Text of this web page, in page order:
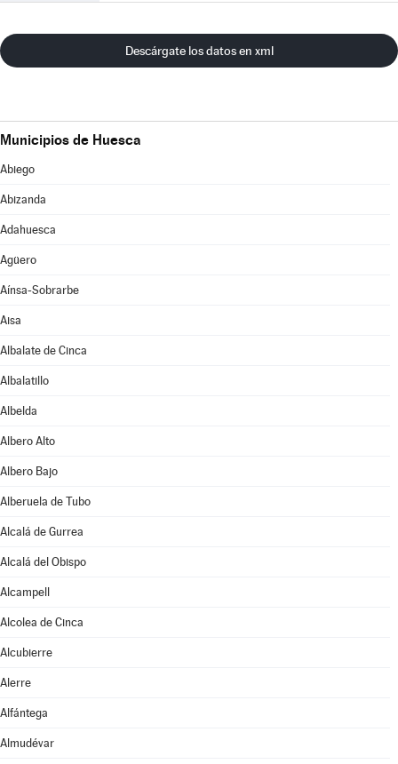
Descárgate los datos en xml
Municipios de Huesca
Abiego
Abizanda
Adahuesca
Agüero
Aínsa-Sobrarbe
Aisa
Albalate de Cinca
Albalatillo
Albelda
Albero Alto
Albero Bajo
Alberuela de Tubo
Alcalá de Gurrea
Alcalá del Obispo
Alcampell
Alcolea de Cinca
Alcubierre
Alerre
Alfántega
Almudévar